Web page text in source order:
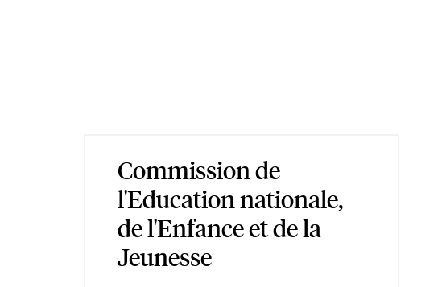
Commission de
l'Education nationale,
de l'Enfance et de la
Jeunesse